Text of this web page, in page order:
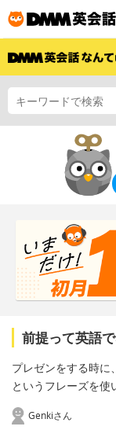
前提って英語
プレゼンをする時に
というフレーズを使
Genkiさん